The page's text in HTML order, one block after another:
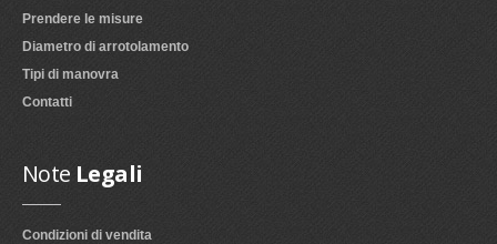
Prendere le misure
Diametro di arrotolamento
Tipi di manovra
Contatti
Note Legali
Condizioni di vendita